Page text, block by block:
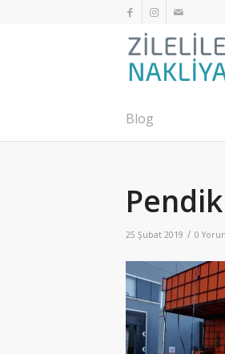
Blog
25 Şubat 2019 / 0